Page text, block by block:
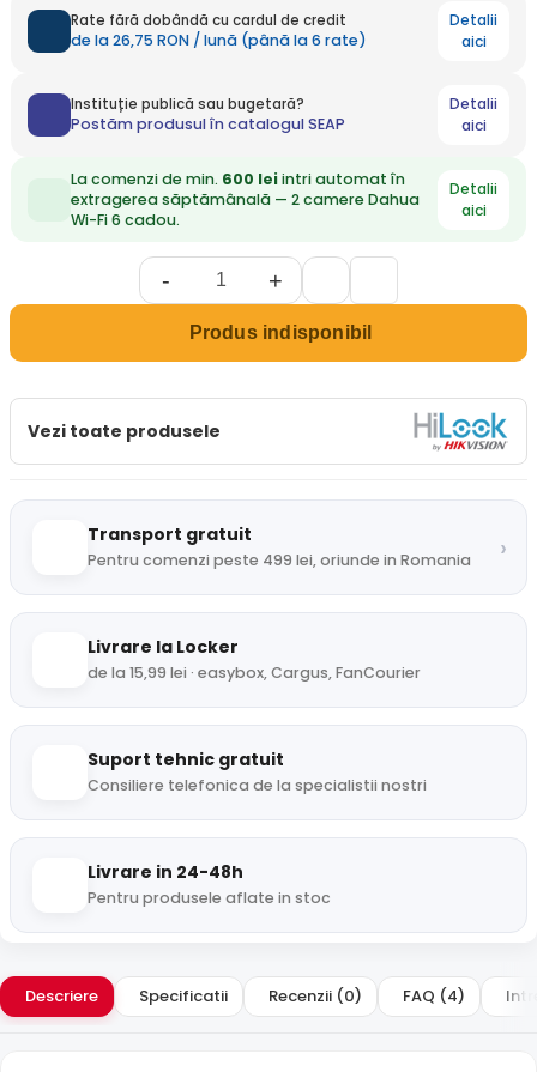
Rate fără dobândă cu cardul de credit
de la 26,75 RON / lună (până la 6 rate)
Detalii
aici
Instituție publică sau bugetară?
Postăm produsul în catalogul SEAP
Detalii
aici
La comenzi de min. 600 leiintri automat în
extragerea săptămânală — 2 camere Dahua
Wi-Fi 6 cadou.
Detalii
aici
- +
Produs indisponibil
Vezi toate produsele
Transport gratuit
Pentru comenzi peste 499 lei, oriunde in Romania ›
Livrare la Locker
de la 15,99 lei · easybox, Cargus, FanCourier
Suport tehnic gratuit
Consiliere telefonica de la specialistii nostri
Livrare in 24-48h
Pentru produsele aflate in stoc
Descriere Specificatii Recenzii (0) FAQ (4)